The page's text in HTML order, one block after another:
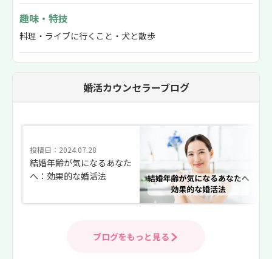
趣味・特技
料理・ライブに行くこと・犬と散歩
婚活カウンセラーブログ
投稿日：2024.07.28
結婚年齢が気になるあなた
へ：効果的な婚活法
ブログをもっと見る